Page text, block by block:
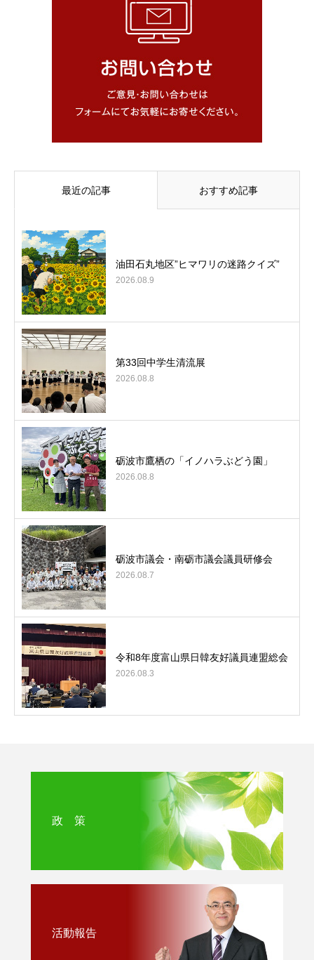
最近の記事 おすすめ記事
油田石丸地区”ヒマワリの迷路クイズ”
2026.08.9
第33回中学生清流展
2026.08.8
砺波市鷹栖の「イノハラぶどう園」
2026.08.8
砺波市議会・南砺市議会議員研修会
2026.08.7
令和8年度富山県日韓友好議員連盟総会
2026.08.3
政 策
活動報告